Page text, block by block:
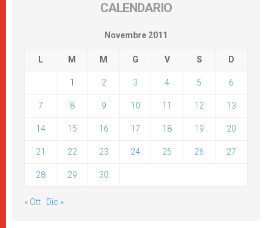
CALENDARIO
Novembre 2011
L M M G V S D
1 2 3 4 5 6
7 8 9 10 11 12 13
14 15 16 17 18 19 20
21 22 23 24 25 26 27
28 29 30
« Ott Dic »